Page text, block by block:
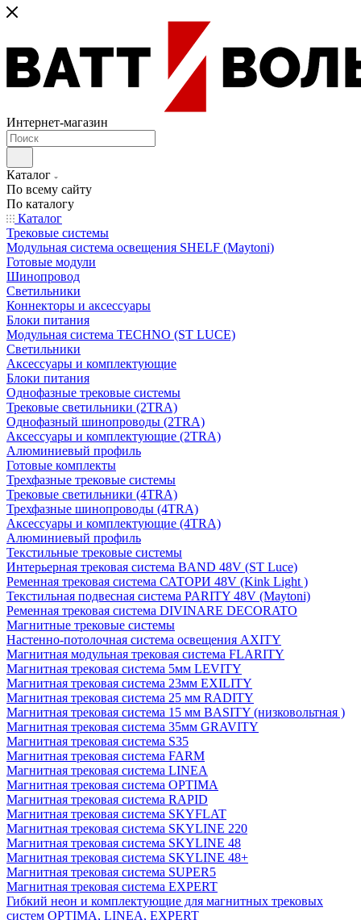
Интернет-магазин
Каталог
По всему сайту
По каталогу
Каталог
Трековые системы
Модульная система освещения SHELF (Maytoni)
Готовые модули
Шинопровод
Светильники
Коннекторы и аксессуары
Блоки питания
Модульная система TECHNO (ST LUCE)
Светильники
Аксессуары и комплектующие
Блоки питания
Однофазные трековые системы
Трековые светильники (2TRA)
Однофазный шинопроводы (2TRA)
Аксессуары и комплектующие (2TRA)
Алюминиевый профиль
Готовые комплекты
Трехфазные трековые системы
Трековые светильники (4TRA)
Трехфазные шинопроводы (4TRA)
Аксессуары и комплектующие (4TRA)
Алюминиевый профиль
Текстильные трековые системы
Интерьерная трековая система BAND 48V (ST Luce)
Ременная трековая система САТОРИ 48V (Kink Light )
Текстильная подвесная система PARITY 48V (Maytoni)
Ременная трековая система DIVINARE DECORATO
Магнитные трековые системы
Настенно-потолочная система освещения AXITY
Магнитная модульная трековая система FLARITY
Магнитная трековая система 5мм LEVITY
Магнитная трековая система 23мм EXILITY
Магнитная трековая система 25 мм RADITY
Магнитная трековая система 15 мм BASITY (низковольтная )
Магнитная трековая система 35мм GRAVITY
Магнитная трековая система S35
Магнитная трековая система FARM
Магнитная трековая система LINEA
Магнитная трековая система OPTIMA
Магнитная трековая система RAPID
Магнитная трековая система SKYFLAT
Магнитная трековая система SKYLINE 220
Магнитная трековая система SKYLINE 48
Магнитная трековая система SKYLINE 48+
Магнитная трековая система SUPER5
Магнитная трековая система EXPERT
Гибкий неон и комплектующие для магнитных трековых
систем OPTIMA, LINEA, EXPERT